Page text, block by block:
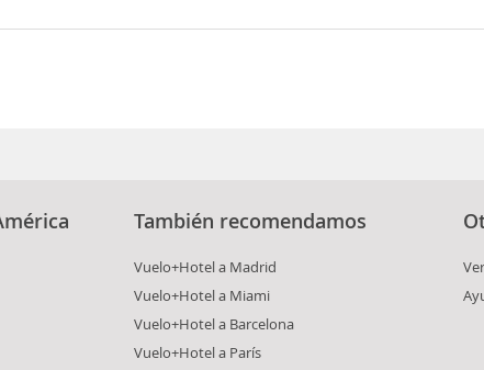
También recomendamos
Vuelo+Hotel a Madrid
Vuelo+Hotel a Miami
Vuelo+Hotel a Barcelona
Vuelo+Hotel a París